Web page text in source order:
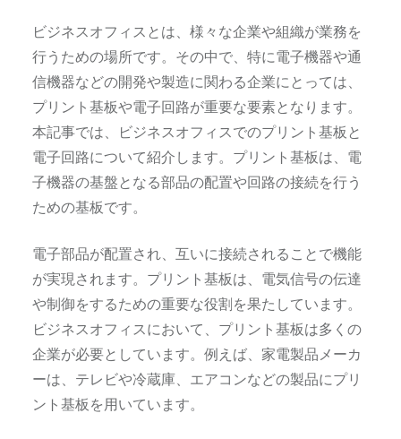
ビジネスオフィスとは、様々な企業や組織が業務を
行うための場所です。 その中で、特に電子機器や通
信機器などの開発や製造に関わる企業にとっては、
プリント基板や電子回路が重要な要素となります。
本記事では、ビジネスオフィスでのプリント基板と
電子回路について紹介します。プリント基板は、電
子機器の基盤となる部品の配置や回路の接続を行う
ための基板です。
電子部品が配置され、互いに接続されることで機能
が実現されます。プリント基板は、電気信号の伝達
や制御をするための重要な役割を果たしています。
ビジネスオフィスにおいて、プリント基板は多くの
企業が必要としています。例えば、家電製品メーカ
ーは、テレビや冷蔵庫、エアコンなどの製品にプリ
ント基板を用いています。